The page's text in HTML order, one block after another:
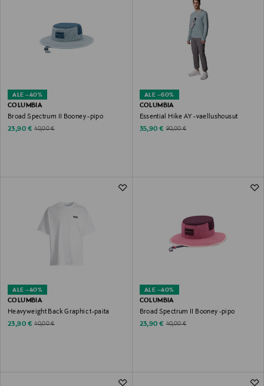
ALE –40%
COLUMBIA
Broad Spectrum II Booney -pipo
Discounted Price
23,90 € Original Price
40,00 €
ALE –60%
COLUMBIA
Essential Hike AY -vaellushousut
Discounted Price
35,90 € Original Price
90,00 €
ALE –40%
COLUMBIA
Heavyweight Back Graphic t-paita
Discounted Price
23,90 € Original Price
40,00 €
ALE –40%
COLUMBIA
Broad Spectrum II Booney -pipo
Discounted Price
23,90 € Original Price
40,00 €